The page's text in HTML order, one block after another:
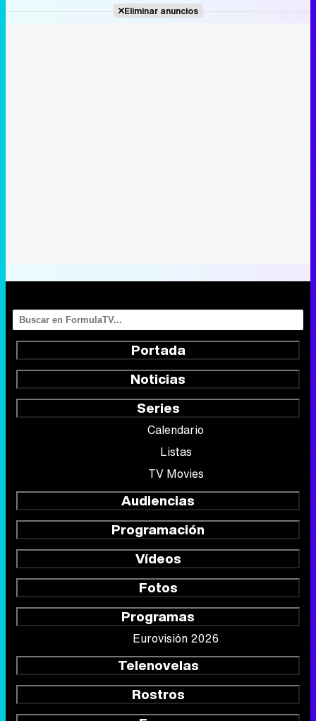
Eliminar anuncios
Portada
Noticias
Series
Calendario
Listas
TV Movies
Audiencias
Programación
Vídeos
Fotos
Programas
Eurovisión 2026
Telenovelas
Rostros